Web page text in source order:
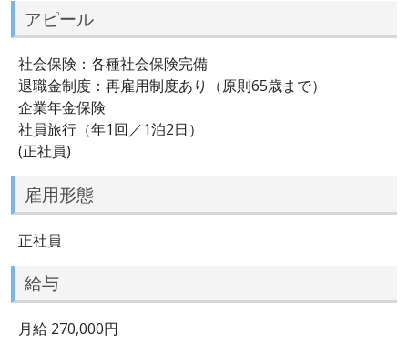
アピール
社会保険：各種社会保険完備
退職金制度：再雇用制度あり（原則65歳まで）
企業年金保険
社員旅行（年1回／1泊2日）
(正社員)
雇用形態
正社員
給与
月給 270,000円